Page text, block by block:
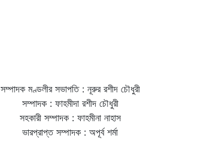
সম্পাদক মণ্ডলীর সভাপতি : নূরুর রশীদ চৌধুরী
সম্পাদক : ফাহমীদা রশীদ চৌধুরী
সহকারী সম্পাদক : ফাহমীনা নাহাস
ভারপ্রাপ্ত সম্পাদক : অপূর্ব শর্মা